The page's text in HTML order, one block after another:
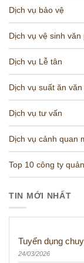
Dịch vụ bảo vệ
Dịch vụ vệ sinh văn
Dịch vụ Lễ tân
Dịch vụ suất ăn
Dịch vụ tư vấn
Dịch vụ cảnh quan
Top 10 công ty
TIN MỚI NHẤT
Tuyển dụng
24/03/2026